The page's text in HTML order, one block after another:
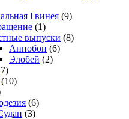
Гвинея (9)
(1)
выпуски (8)
Аннобон (6)
Элобей (2)
(10)
(6)
(3)